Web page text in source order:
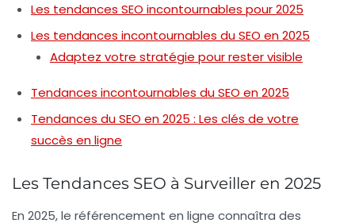
Les tendances SEO incontournables pour 2025
Les tendances incontournables du SEO en 2025
Adaptez votre stratégie pour rester visible
Tendances incontournables du SEO en 2025
Tendances du SEO en 2025 : Les clés de votre
succès en ligne
Les Tendances SEO à Surveiller en 2025
En 2025, le référencement en ligne connaîtra des